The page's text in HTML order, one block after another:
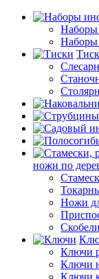
Наборы
Наборы
ножи по
Ножи
Скобели
Ключи
Ключи
Ключи